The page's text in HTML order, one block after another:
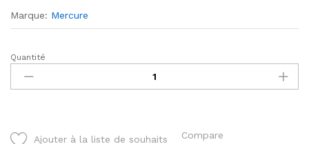
Marque: Mercure
AQUAFRESH
quantity
Quantité
Ajouter à la liste de souhaits Compare